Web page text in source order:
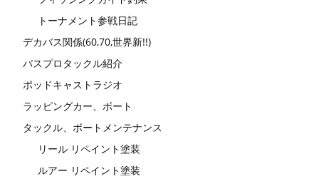
トーナメント参戦日記
デカバス関係(60,70,世界新!!)
バスプロタックル紹介
ポッドキャストラジオ
ラッピングカー、ボート
タックル、ボートメンテナンス
リール リペイント塗装
ルアー リペイント塗装